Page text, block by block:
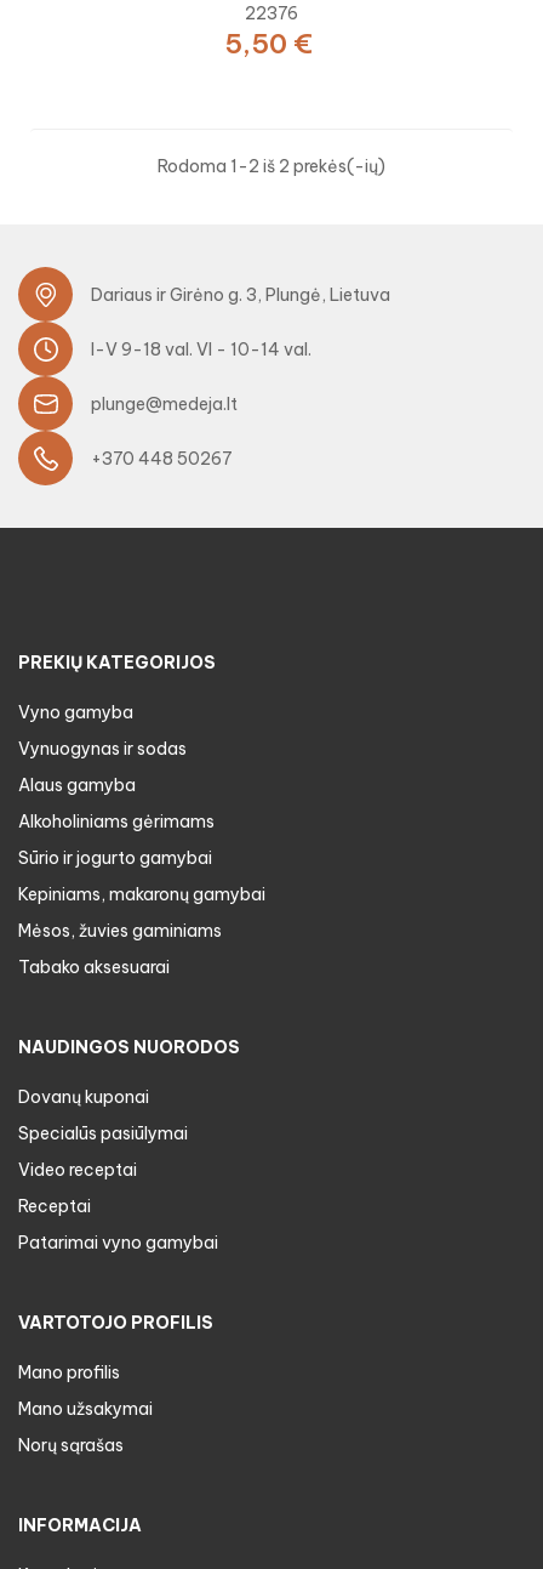
22376
5,50 €
Rodoma 1-2 iš 2 prekės(-ių)
Dariaus ir Girėno g. 3, Plungė, Lietuva
I-V 9-18 val. VI - 10-14 val.
plunge@medeja.lt
+370 448 50267
PREKIŲ KATEGORIJOS
Vyno gamyba
Vynuogynas ir sodas
Alaus gamyba
Alkoholiniams gėrimams
Sūrio ir jogurto gamybai
Kepiniams, makaronų gamybai
Mėsos, žuvies gaminiams
Tabako aksesuarai
NAUDINGOS NUORODOS
Dovanų kuponai
Specialūs pasiūlymai
Video receptai
Receptai
Patarimai vyno gamybai
VARTOTOJO PROFILIS
Mano profilis
Mano užsakymai
Norų sąrašas
INFORMACIJA